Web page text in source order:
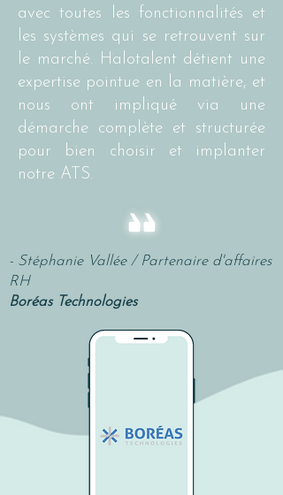
avec toutes les fonctionnalités et
les systèmes qui se retrouvent sur
le marché. Halotalent détient une
expertise pointue en la matière, et
nous ont impliqué via une
démarche complète et structurée
pour bien choisir et implanter
notre ATS.
- Stéphanie Vallée / Partenaire d'affaires
RH
Boréas Technologies